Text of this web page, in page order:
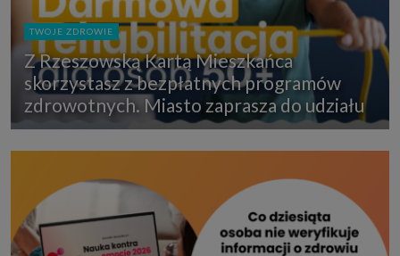
TWOJE ZDROWIE
Z Rzeszowską Kartą Mieszkańca
skorzystasz z bezpłatnych programów
zdrowotnych. Miasto zaprasza do udziału